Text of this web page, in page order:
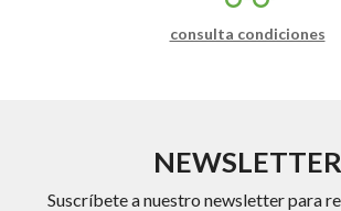
consulta condiciones
NEWSLETTER
Suscríbete a nuestro newsletter para